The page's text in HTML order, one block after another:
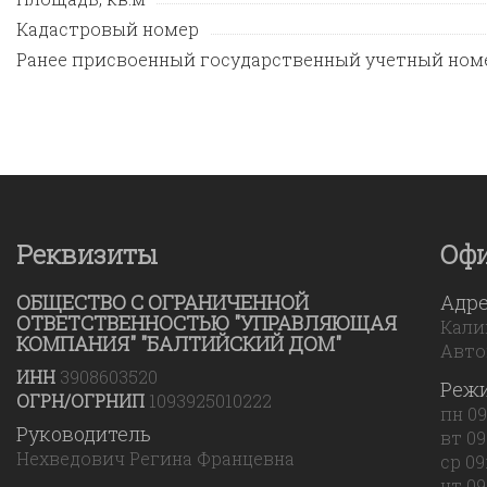
Кадастровый номер
Ранее присвоенный государственный учетный
Реквизиты
ОБЩЕСТВО С ОГРАНИЧЕННОЙ
ОТВЕТСТВЕННОСТЬЮ "УПРАВЛЯЮЩАЯ
КОМПАНИЯ" "БАЛТИЙСКИЙ ДОМ"
ИНН 3908603520
ОГРН/ОГРНИП 1093925010222
Руководитель
Нехведович Регина Францевна
пн
вт
ср